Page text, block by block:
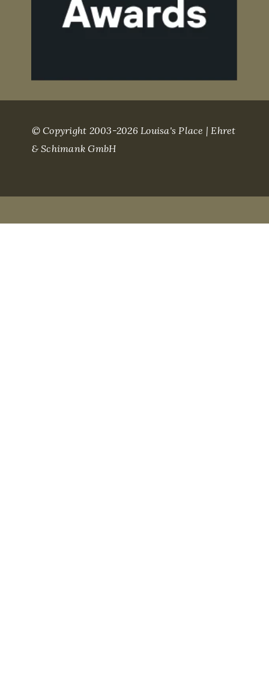
© Copyright 2003-2026 Louisa's Place | Ehret
& Schimank GmbH